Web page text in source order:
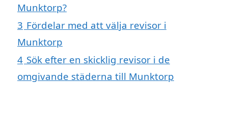
Munktorp?
3 Fördelar med att välja revisor i
Munktorp
4 Sök efter en skicklig revisor i de
omgivande städerna till Munktorp